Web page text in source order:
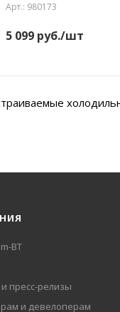
Арт.: 980173
5 099руб./шт
BT
пресс-релизы
и девелоперам